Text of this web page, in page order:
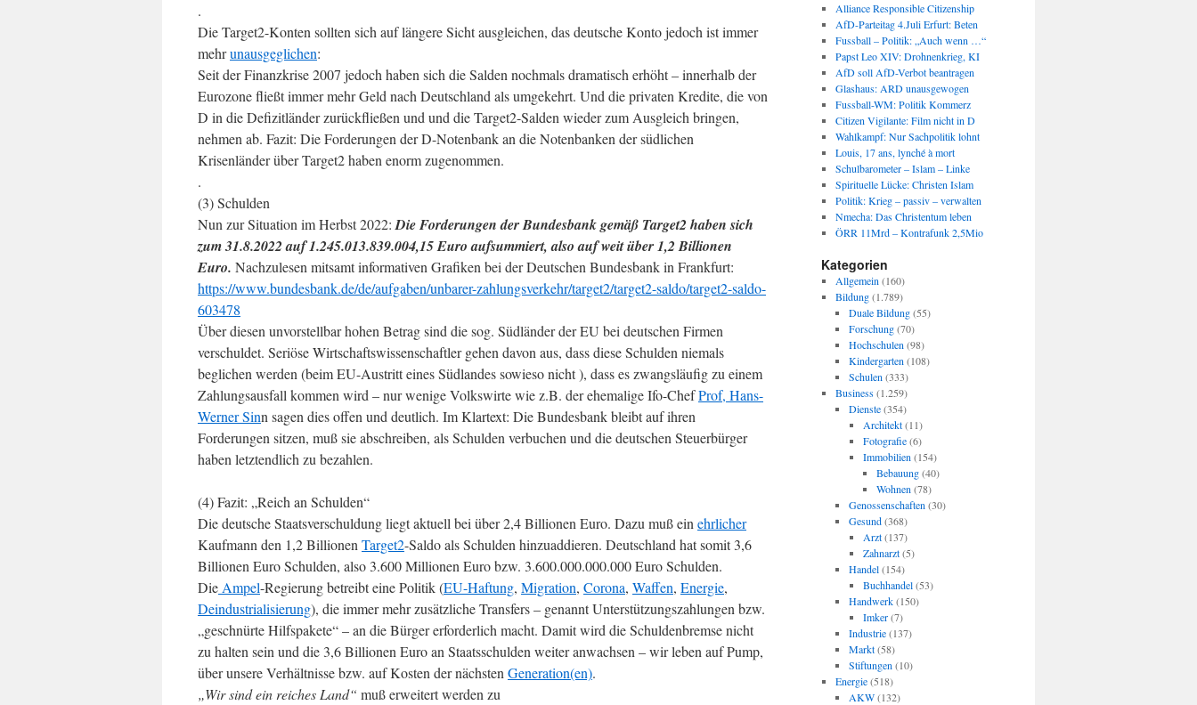
.
Die Target2-Konten sollten sich auf längere Sicht ausgleichen, das deutsche Konto jedoch ist immer
mehrunausgeglichen:
Seit der Finanzkrise 2007 jedoch haben sich die Salden nochmals dramatisch erhöht – innerhalb der
Eurozone fließt immer mehr Geld nach Deutschland als umgekehrt. Und die privaten Kredite, die von
D in die Defizitländer zurückfließen und und die Target2-Salden wieder zum Ausgleich bringen,
nehmen ab. Fazit: Die Forderungen der D-Notenbank an die Notenbanken der südlichen
Krisenländer über Target2 haben enorm zugenommen.
.
(3) Schulden
Nun zur Situation im Herbst 2022: Die Forderungen der Bundesbank gemäß Target2 haben sich
zum 31.8.2022 auf 1.245.013.839.004,15 Euro aufsummiert, also auf weit über 1,2 Billionen
Euro. Nachzulesen mitsamt informativen Grafiken bei der Deutschen Bundesbank in Frankfurt:
https://www.bundesbank.de/de/aufgaben/unbarer-zahlungsverkehr/target2/target2-saldo/target2-saldo-
603478
Über diesen unvorstellbar hohen Betrag sind die sog. Südländer der EU bei deutschen Firmen
verschuldet. Seriöse Wirtschaftswissenschaftler gehen davon aus, dass diese Schulden niemals
beglichen werden (beim EU-Austritt eines Südlandes sowieso nicht ), dass es zwangsläufig zu einem
Zahlungsausfall kommen wird – nur wenige Volkswirte wie z.B. der ehemalige Ifo-ChefProf, Hans-
Werner Sinn sagen dies offen und deutlich. Im Klartext: Die Bundesbank bleibt auf ihren
Forderungen sitzen, muß sie abschreiben, als Schulden verbuchen und die deutschen Steuerbürger
haben letztendlich zu bezahlen.
(4) Fazit: „Reich an Schulden“
Die deutsche Staatsverschuldung liegt aktuell bei über 2,4 Billionen Euro. Dazu muß ein ehrlicher
Kaufmann den 1,2 Billionen Target2-Saldo als Schulden hinzuaddieren. Deutschland hat somit 3,6
Billionen Euro Schulden, also 3.600 Millionen Euro bzw. 3.600.000.000.000 Euro Schulden.
Die Ampel-Regierung betreibt eine Politik (EU-Haftung, Migration, Corona, Waffen, Energie,
Deindustrialisierung), die immer mehr zusätzliche Transfers – genannt Unterstützungszahlungen bzw.
„geschnürte Hilfspakete“ – an die Bürger erforderlich macht. Damit wird die Schuldenbremse nicht
zu halten sein und die 3,6 Billionen Euro an Staatsschulden weiter anwachsen – wir leben auf Pump,
über unsere Verhältnisse bzw. auf Kosten der nächsten Generation(en).
„Wir sind ein reiches Land“ muß erweitert werden zu
Alliance Responsible Citizenship
AfD-Parteitag 4.Juli Erfurt: Beten
Fussball – Politik: „Auch wenn …“
Papst Leo XIV: Drohnenkrieg, KI
AfD soll AfD-Verbot beantragen
Glashaus: ARD unausgewogen
Fussball-WM: Politik Kommerz
Citizen Vigilante: Film nicht in D
Wahlkampf: Nur Sachpolitik lohnt
Louis, 17 ans, lynché à mort
Schulbarometer – Islam – Linke
Spirituelle Lücke: Christen Islam
Politik: Krieg – passiv – verwalten
Nmecha: Das Christentum leben
ÖRR 11Mrd – Kontrafunk 2,5Mio
Kategorien
Allgemein (160)
Bildung(1.789)
Duale Bildung(55)
Forschung(70)
Hochschulen (98)
Kindergarten (108)
Schulen (333)
Business(1.259)
Dienste(354)
Architekt(11)
Fotografie(6)
Immobilien (154)
Bebauung(40)
Wohnen (78)
Genossenschaften (30)
Gesund(368)
Arzt(137)
Zahnarzt(5)
Handel(154)
Buchhandel(53)
Handwerk(150)
Imker(7)
Industrie(137)
Markt(58)
Stiftungen (10)
Energie(518)
AKW(132)